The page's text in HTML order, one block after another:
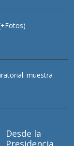
muestra
Desde la
Presidencia